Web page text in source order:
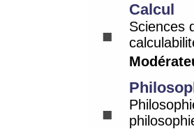
Calcul
Sciences